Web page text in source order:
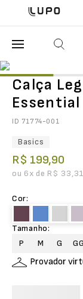
Calça
Essential
ID 71774-001
Basics
R$ 199,90
ou 6x de R$ 33,31
Cor:
Tamanho:
P
M G
Provador